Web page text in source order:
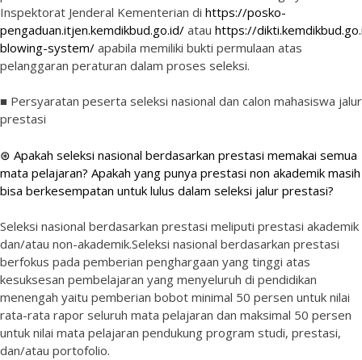
Inspektorat Jenderal Kementerian di https://posko-
pengaduan.itjen.kemdikbud.go.id/ atau https://
blowing-system/ apabila memiliki bukti permulaan atas
pelanggaran peraturan dalam proses seleksi.
■ Persyaratan peserta seleksi nasional dan calon mahasiswa jalur
prestasi
⊛ Apakah seleksi nasional berdasarkan prestasi memakai semua
mata pelajaran? Apakah yang punya prestasi non akademik masih
bisa berkesempatan untuk lulus dalam seleksi jalur prestasi?
Seleksi nasional berdasarkan prestasi meliputi prestasi akademik
dan/atau non-akademik.Seleksi nasional berdasarkan prestasi
berfokus pada pemberian penghargaan yang tinggi atas
kesuksesan pembelajaran yang menyeluruh di pendidikan
menengah yaitu pemberian bobot minimal 50 persen untuk nilai
rata-rata rapor seluruh mata pelajaran dan maksimal 50 persen
untuk nilai mata pelajaran pendukung program studi, prestasi,
dan/atau portofolio.